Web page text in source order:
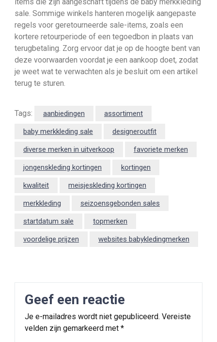
sale. Sommige winkels hanteren mogelijk aangepaste
regels voor geretourneerde sale-items, zoals een
kortere retourperiode of een tegoedbon in plaats van
terugbetaling. Zorg ervoor dat je op de hoogte bent van
deze voorwaarden voordat je een aankoop doet, zodat
je weet wat te verwachten als je besluit om een artikel
terug te sturen.
Tags: aanbiedingen assortiment
baby merkkleding sale designeroutfit
diverse merken in uitverkoop favoriete merken
jongenskleding kortingen kortingen
kwaliteit meisjeskleding kortingen
merkkleding seizoensgebonden sales
startdatum sale topmerken
voordelige prijzen websites babykledingmerken
Geef een reactie
Je e-mailadres wordt niet gepubliceerd. Vereiste
velden zijn gemarkeerd met *